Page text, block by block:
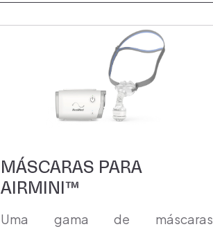
MÁSCARAS PARA
AIRMINI™
Uma gama de máscaras